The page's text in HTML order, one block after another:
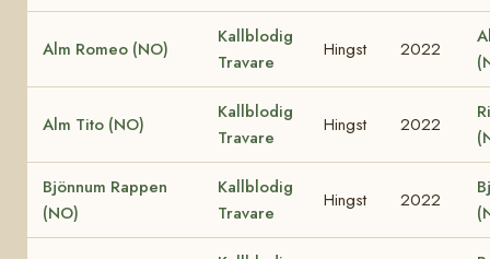
Alm Romeo (NO)
Kallblodig
Travare
Hingst 2022
Alm Tito (NO)
Kallblodig
Travare
Hingst 2022
Bjönnum Rappen
(NO)
Kallblodig
Travare
Hingst 2022